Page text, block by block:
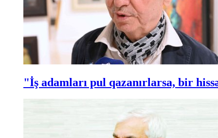
"İş adamları pul qazanırlarsa, bir